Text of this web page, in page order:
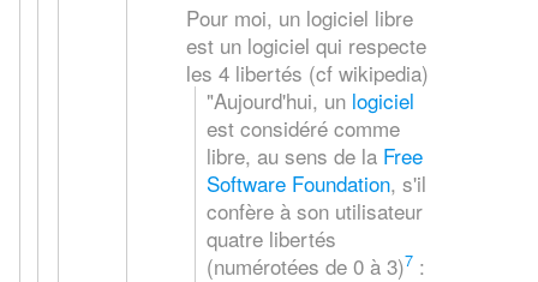
Pour moi, un logiciel libre
est un logiciel qui respecte
les 4 libertés (cf wikipedia)
"Aujourd'hui, un logiciel
est considéré comme
libre, au sens de la Free
Software Foundation, s'il
confère à son utilisateur
quatre libertés
(numérotées de 0 à 3)7 :